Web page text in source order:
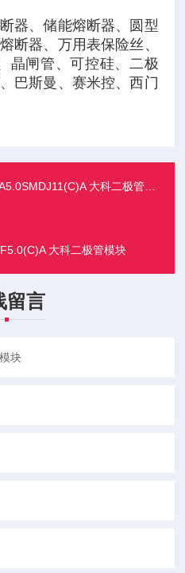
器、储能熔断器、圆型
断器、万用表保险丝、
晶闸管、可控硅、二极
巴斯曼、赛米控、西门
大科二极管模块
大科二极管模块
留言